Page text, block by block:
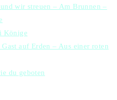
wir streuen – Am Brunnen –
Könige
auf Erden – Aus einer roten
du geboten